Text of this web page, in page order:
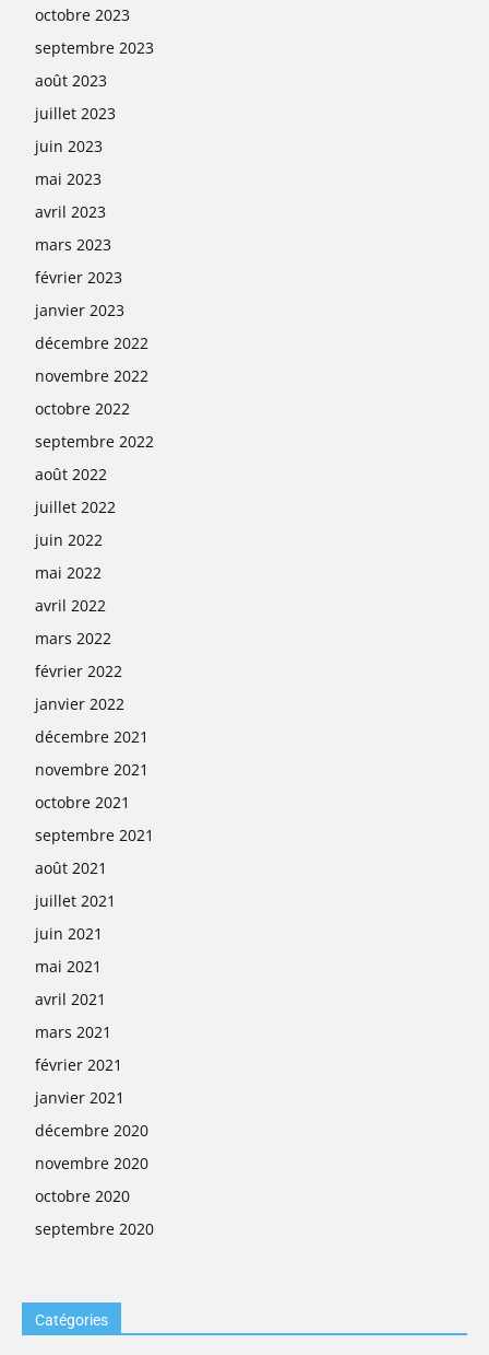
octobre 2023
septembre 2023
août 2023
juillet 2023
juin 2023
mai 2023
avril 2023
mars 2023
février 2023
janvier 2023
décembre 2022
novembre 2022
octobre 2022
septembre 2022
août 2022
juillet 2022
juin 2022
mai 2022
avril 2022
mars 2022
février 2022
janvier 2022
décembre 2021
novembre 2021
octobre 2021
septembre 2021
août 2021
juillet 2021
juin 2021
mai 2021
avril 2021
mars 2021
février 2021
janvier 2021
décembre 2020
novembre 2020
octobre 2020
septembre 2020
Catégories